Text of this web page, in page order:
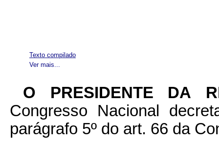
Ver mais...
Texto compilado
O PRESIDENTE DA
Congresso Nacional
parágrafo 5º do art. 66 da